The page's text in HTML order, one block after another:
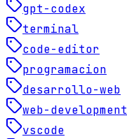
gpt-codex
terminal
code-editor
programacion
desarrollo-web
web-development
vscode